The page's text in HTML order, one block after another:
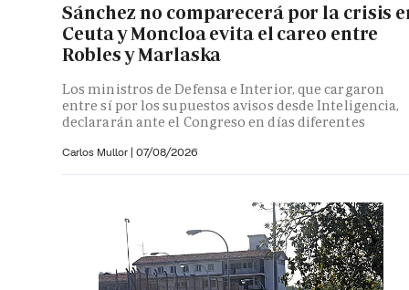
Sánchez no comparecerá por la crisis
Ceuta y Moncloa evita el careo entre
Robles y Marlaska
Los ministros de Defensa e Interior, que cargaron
entre sí por los supuestos avisos desde Inteligencia,
declararán ante el Congreso en días diferentes
Carlos Mullor | 07/08/2026